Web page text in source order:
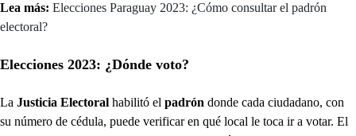
Lea más: Elecciones Paraguay 2023: ¿Cómo consultar el padrón
electoral?
Elecciones 2023: ¿Dónde voto?
La Justicia Electoral habilitó el padrón donde cada ciudadano, con
su número de cédula, puede verificar en qué local le toca ir a votar. El